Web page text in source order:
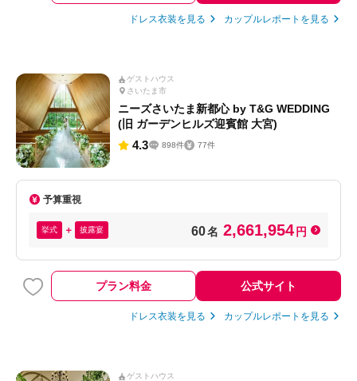
ドレス衣装を見る カップルレポートを見る
ゲストハウス
さいたま市
ニーズさいたま新都心 by T&G WEDDING
(旧 ガーデンヒルズ迎賓館 大宮)
4.3 898件 77件
予算重視
挙式 披露宴 60名 2,661,954 円
プラン料金 公式サイト
ドレス衣装を見る カップルレポートを見る
ゲストハウス